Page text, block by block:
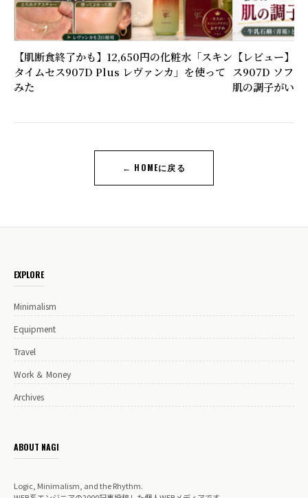
【肌断食終了かも】12,650円の化粧水「スキン
タイムセス907D Plus レヴァンカ」を使って
みた
【レビュー】
ス907D ソファ
肌の調子がいい
← HOMEに戻る
EXPLORE
Minimalism
Equipment
Travel
Work ＆ Money
Archives
ABOUT NAGI
Logic, Minimalism, and the Rhythm.